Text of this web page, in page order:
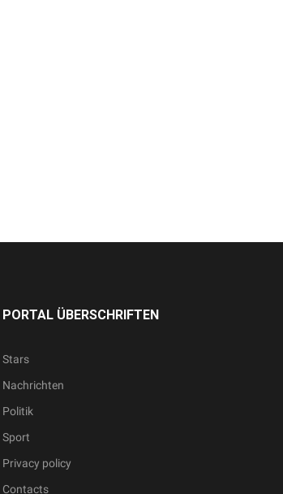
PORTAL ÜBERSCHRIFTEN
Stars
Nachrichten
Politik
Sport
Privacy policy
Contacts